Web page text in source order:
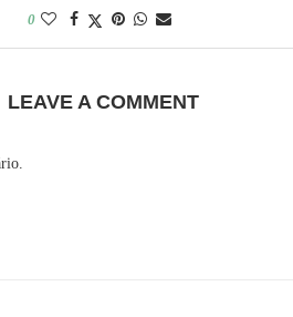
0
LEAVE A COMMENT